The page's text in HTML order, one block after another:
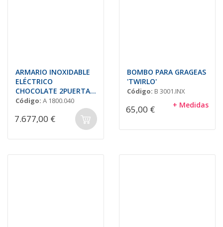
ARMARIO INOXIDABLE
ELÉCTRICO
CHOCOLATE 2PUERTAS
(CONTROL HUMEDAD)
Código: A 1800.040
7.677,00 €
BOMBO PARA GRAGEAS
'TWIRLO'
Código: B 3001.INX
65,00 € + Medidas